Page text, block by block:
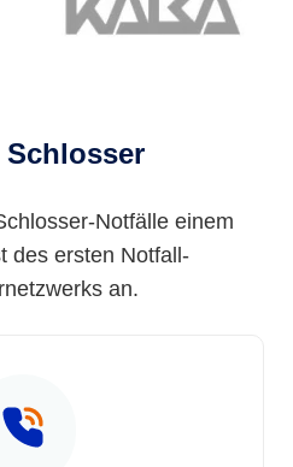
Schlosser
Notfälle einem
des ersten Notfall-
an.